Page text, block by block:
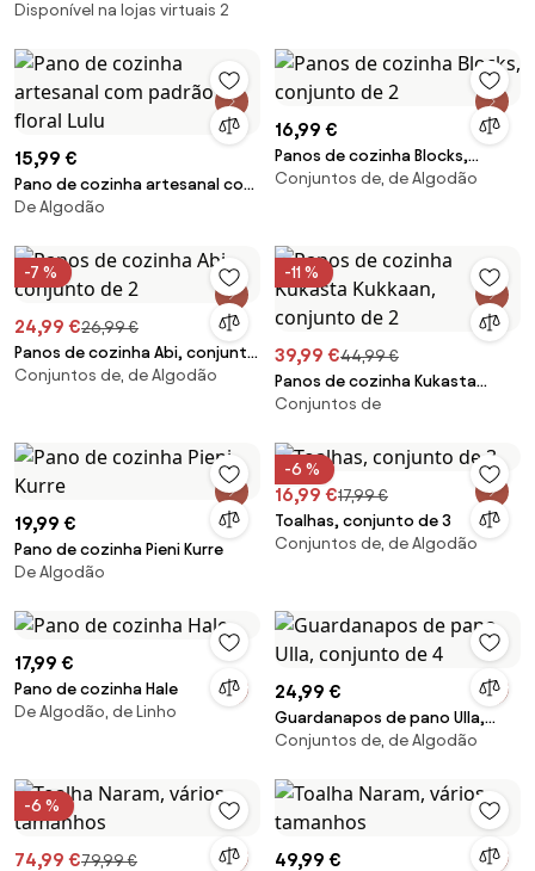
Disponível na lojas virtuais 2
15,99 €
Pano de cozinha artesanal com
padrão floral Lulu
De Algodão
16,99 €
Panos de cozinha Blocks,
conjunto de 2
Conjuntos de, de Algodão
-7 %
24,99 €26,99 €
Panos de cozinha Abi, conjunto
de 2
Conjuntos de, de Algodão
-11 %
39,99 €44,99 €
Panos de cozinha Kukasta
Kukkaan, conjunto de 2
Conjuntos de
19,99 €
Pano de cozinha Pieni Kurre
De Algodão
-6 %
16,99 €17,99 €
Toalhas, conjunto de 3
Conjuntos de, de Algodão
17,99 €
Pano de cozinha Hale
De Algodão, de Linho
24,99 €
Guardanapos de pano Ulla,
conjunto de 4
Conjuntos de, de Algodão
-6 %
74,99 €79,99 €
49,99 €